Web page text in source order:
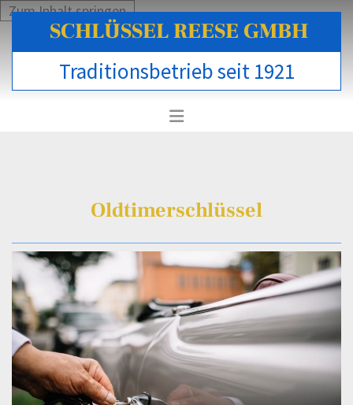
Zum Inhalt springen
SCHLÜSSEL REESE GMBH
Traditionsbetrieb seit 1921
Oldtimerschlüssel